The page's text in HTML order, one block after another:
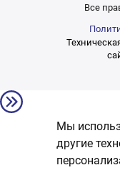
Все
Мы
другие